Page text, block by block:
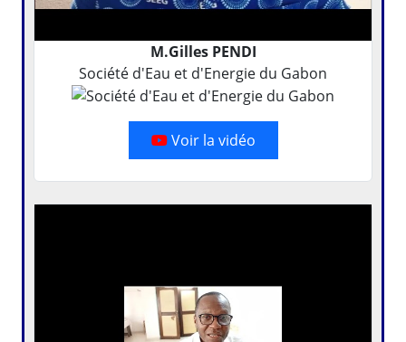
M.Gilles PENDI
Société d'Eau et d'Energie du Gabon
Voir la vidéo